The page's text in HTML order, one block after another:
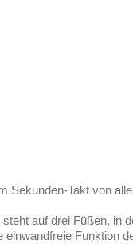
Sekunden-Takt von
auf drei Füßen, in
Funktion